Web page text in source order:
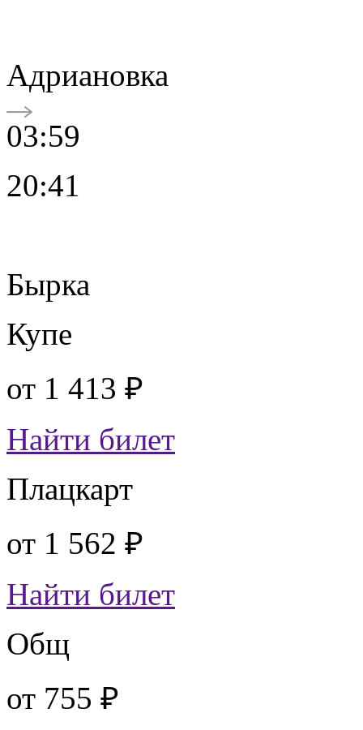
Адриановка
03:59
20:41
Бырка
Купе
от 1 413 ₽
Найти билет
Плацкарт
от 1 562 ₽
Найти билет
Общ
от 755 ₽